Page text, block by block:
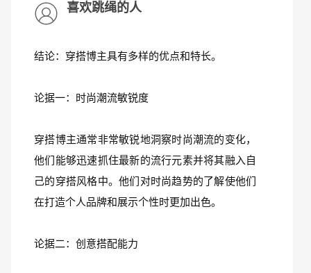
喜欢跳绳的人
结论：穿搭博主具有多样的优点和特长。
论据一：时尚潮流敏锐度
穿搭博主通常非常敏锐地洞察时尚潮流的变化，
他们能够迅速抓住最新的流行元素并将其融入自
己的穿搭风格中。他们对时尚趋势的了解使他们
在打造个人品牌和展示个性时更加出色。
论据二：创意搭配能力